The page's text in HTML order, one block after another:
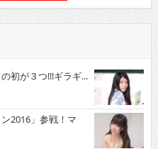
初が３つ!!!ギラギ...
2016」参戦！マ